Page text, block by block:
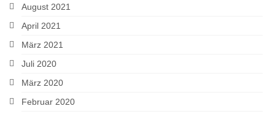
August 2021
April 2021
März 2021
Juli 2020
März 2020
Februar 2020